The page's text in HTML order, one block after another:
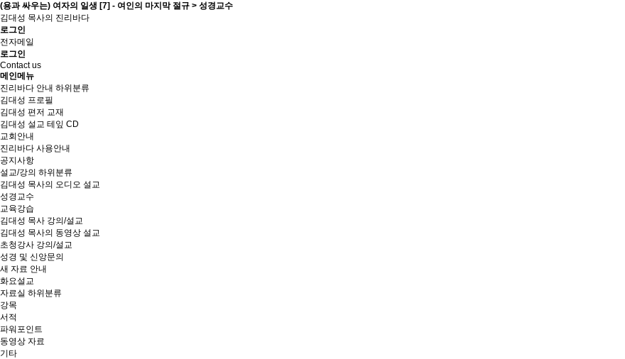
(용과 싸우는) 여자의 일생 [7] - 여인의 마지막 절규 > 성경교수
김대성 목사의 진리바다
로그인
전자메일
로그인
Contact us
메인메뉴
진리바다 안내 하위분류
김대성 프로필
김대성 편저 교재
김대성 설교 테잎 CD
교회안내
진리바다 사용안내
공지사항
설교/강의 하위분류
김대성 목사의 오디오 설교
성경교수
교육강습
김대성 목사 강의/설교
김대성 목사의 동영상 설교
초청강사 강의/설교
성경 및 신앙문의
새 자료 안내
화요설교
자료실 하위분류
강목
서적
파워포인트
동영상 자료
기타